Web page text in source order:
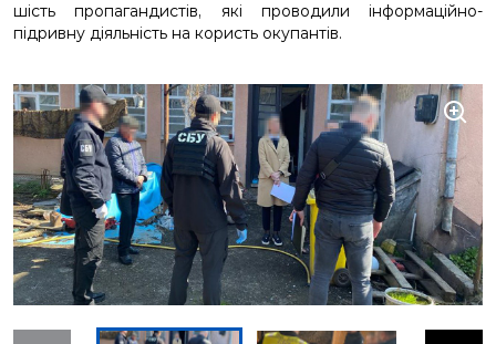
шість пропагандистів, які проводили інформаційно-
підривну діяльність на користь окупантів.